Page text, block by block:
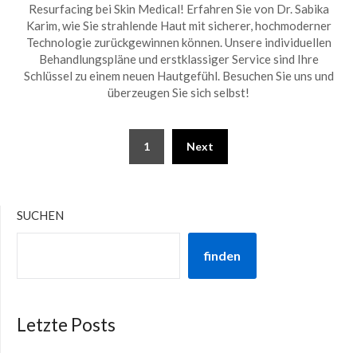
Resurfacing bei Skin Medical! Erfahren Sie von Dr. Sabika
Karim, wie Sie strahlende Haut mit sicherer, hochmoderner
Technologie zurückgewinnen können. Unsere individuellen
Behandlungspläne und erstklassiger Service sind Ihre
Schlüssel zu einem neuen Hautgefühl. Besuchen Sie uns und
überzeugen Sie sich selbst!
1 Next
SUCHEN
finden
Letzte Posts